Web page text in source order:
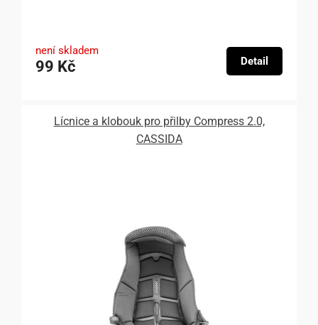
není skladem
99 Kč Detail
Lícnice a klobouk pro přilby Compress 2.0,
CASSIDA